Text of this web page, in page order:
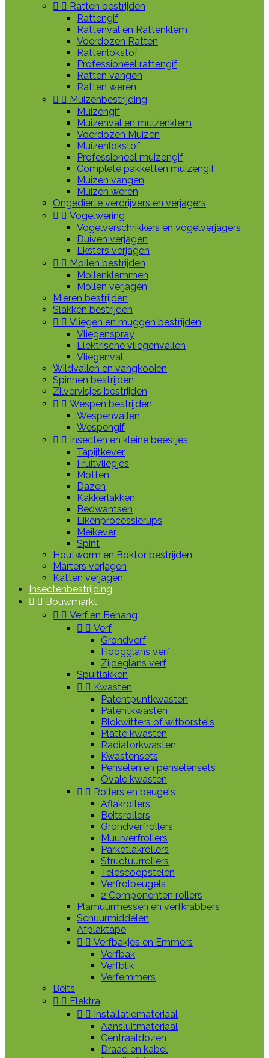
  Ratten bestrijden
Rattengif
Rattenval en Rattenklem
Voerdozen Ratten
Rattenlokstof
Professioneel rattengif
Ratten vangen
Ratten weren
  Muizenbestrijding
Muizengif
Muizenval en muizenklem
Voerdozen Muizen
Muizenlokstof
Professioneel muizengif
Complete pakketten muizengif
Muizen vangen
Muizen weren
Ongedierte verdrijvers en verjagers
  Vogelwering
Vogelverschrikkers en vogelverjagers
Duiven verjagen
Eksters verjagen
  Mollen bestrijden
Mollenklemmen
Mollen verjagen
Mieren bestrijden
Slakken bestrijden
  Vliegen en muggen bestrijden
Vliegenspray
Elektrische vliegenvallen
Vliegenval
Wildvallen en vangkooien
Spinnen bestrijden
Zilvervisjes bestrijden
  Wespen bestrijden
Wespenvallen
Wespengif
  Insecten en kleine beestjes
Tapijtkever
Fruitvliegjes
Motten
Dazen
Kakkerlakken
Bedwantsen
Eikenprocessierups
Meikever
Spint
Houtworm en Boktor bestrijden
Marters verjagen
Katten verjagen
Insectenbestrijding
  Bouwmarkt
  Verf en Behang
  Verf
Grondverf
Hoogglans verf
Zijdeglans verf
Spuitlakken
  Kwasten
Patentpuntkwasten
Patentkwasten
Blokwitters of witborstels
Platte kwasten
Radiatorkwasten
Kwastensets
Penselen en penselensets
Ovale kwasten
  Rollers en beugels
Aflakrollers
Beitsrollers
Grondverfrollers
Muurverfrollers
Parketlakrollers
Structuurrollers
Telescoopstelen
Verfrolbeugels
2 Componenten rollers
Plamuurmessen en verfkrabbers
Schuurmiddelen
Afplaktape
  Verfbakjes en Emmers
Verfbak
Verfblik
Verfemmers
Beits
  Elektra
  Installatiemateriaal
Aansluitmateriaal
Centraaldozen
Draad en kabel